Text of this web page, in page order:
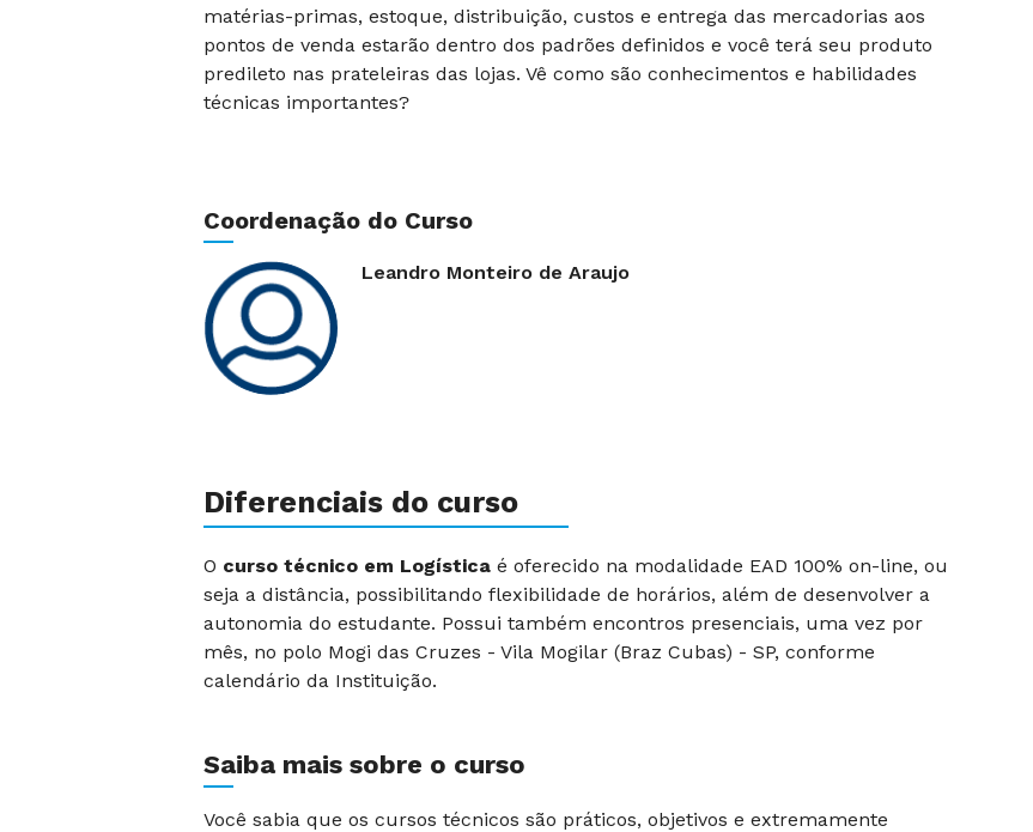
matérias-primas, estoque, distribuição, custos e entrega das mercadorias aos
pontos de venda estarão dentro dos padrões definidos e você terá seu produto
predileto nas prateleiras das lojas. Vê como são conhecimentos e habilidades
técnicas importantes?
Coordenação do Curso
Leandro Monteiro de Araujo
Diferenciais do curso
O curso técnico em Logística é oferecido na modalidade EAD 100% on-line, ou
seja a distância, possibilitando flexibilidade de horários, além de desenvolver a
autonomia do estudante. Possui também encontros presenciais, uma vez por
mês, no polo Mogi das Cruzes - Vila Mogilar (Braz Cubas) - SP, conforme
calendário da Instituição.
Saiba mais sobre o curso
Você sabia que os cursos técnicos são práticos, objetivos e extremamente